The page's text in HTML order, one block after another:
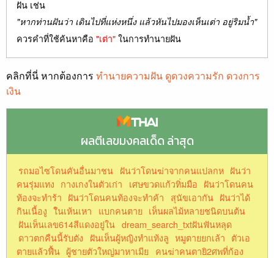
ฝัน เช่น
"หากท่านฝันว่า เดินไปที่แห่งหนึ่ง แล้วหันไปมองเห็นเต่า อยู่ริมน้ำ"
ควรคำที่ใช้ค้นหาคือ "เต่า"ในการทำนายฝัน
คลิกที่นี่ หากต้องการ ทำนายความฝัน ดูดวงความรัก ดวงการ
เงิน
ผลตีเลขมงคลเด็ด ล่าสุด
รถมอไซโดนคันอื่นมาชน ฝันว่าโดนฆ่าจากคนแปลกห ฝันว่า
คนรุ่มแทง กางเกงในตัวเก่า เศษขวดแก้วทิ่มมือ ฝันว่าโดนคน
ท้องจะทำร้า ฝันว่าโดนคนท้องจะทำค้า สุนัขเอากัน ฝันว่าได้
กินเนื้องู ใันเห้นเหา แบกคนตาย เห็นผลไม้หลายชนิดบนต้น
ฝันเห็นเลข614สีแดงอยู่ใน dream_search_txtฝันฟันหลุด
ดาวตกคืนนี้รับตัง
ฝันเห็นผู้หญิงทำแท้งลู หมูตายยกเล้า ตัวเอ
ตายแล้วฟื้น ผู้ชายตัวใหญ่มาหาเมีย คนฆ่าคนตายิ2ศพที่ก้อง